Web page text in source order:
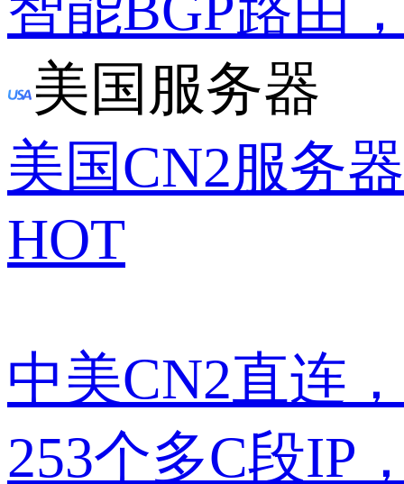
美国服务器
美国CN2服务器
HOT
中美CN2直连
253个多C段IP